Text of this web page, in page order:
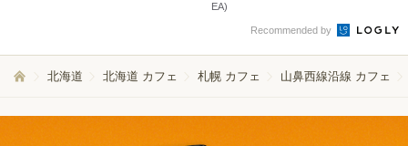
EA)
Recommended by
北海道 北海道 カフェ 札幌 カフェ 山鼻西線沿線 カフェ